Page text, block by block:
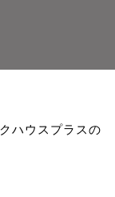
ハウスプラスの